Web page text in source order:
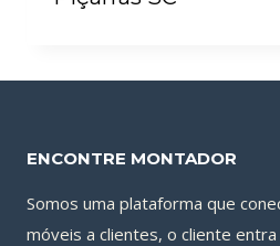
ENCONTRE MONTADOR
Somos uma plataforma que
móveis a clientes, o cliente